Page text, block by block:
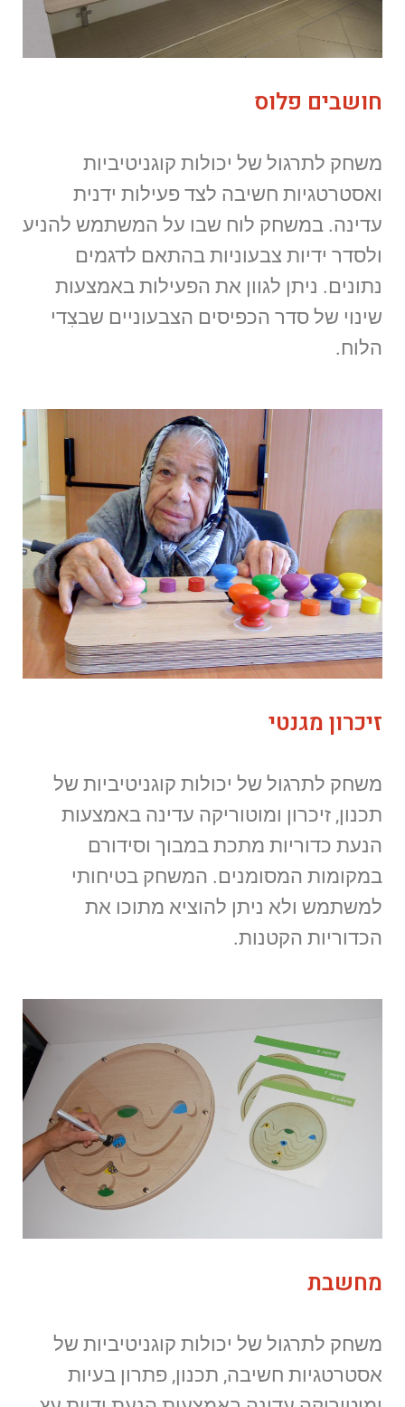
חושבים פלוס
משחק לתרגול של יכולות קוגניטיביות
ואסטרטגיות חשיבה לצד פעילות ידנית
עדינה. במשחק לוח שבו על המשתמש להניע
ולסדר ידיות צבעוניות בהתאם לדגמים
נתונים. ניתן לגוון את הפעילות באמצעות
שינוי של סדר הכפיסים הצבעוניים שבצִדי
הלוח.
זיכרון מגנטי
משחק לתרגול של יכולות קוגניטיביות של
תכנון, זיכרון ומוטוריקה עדינה באמצעות
הנעת כדוריות מתכת במבוך וסידורם
במקומות המסומנים. המשחק בטיחותי
למשתמש ולא ניתן להוציא מתוכו את
הכדוריות הקטנות.
מחשבת
משחק לתרגול של יכולות קוגניטיביות של
אסטרטגיות חשיבה, תכנון, פתרון בעיות